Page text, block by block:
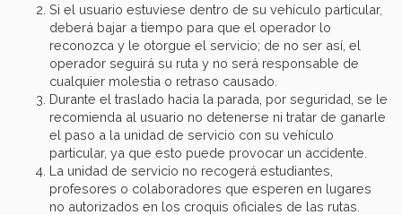
Si el usuario estuviese dentro de su vehículo particular,
deberá bajar a tiempo para que el operador lo
reconozca y le otorgue el servicio; de no ser así, el
operador seguirá su ruta y no será responsable de
cualquier molestia o retraso causado.
Durante el traslado hacia la parada, por seguridad, se le
recomienda al usuario no detenerse ni tratar de ganarle
el paso a la unidad de servicio con su vehículo
particular, ya que esto puede provocar un accidente.
La unidad de servicio no recogerá estudiantes,
profesores o colaboradores que esperen en lugares
no autorizados en los croquis oficiales de las rutas.